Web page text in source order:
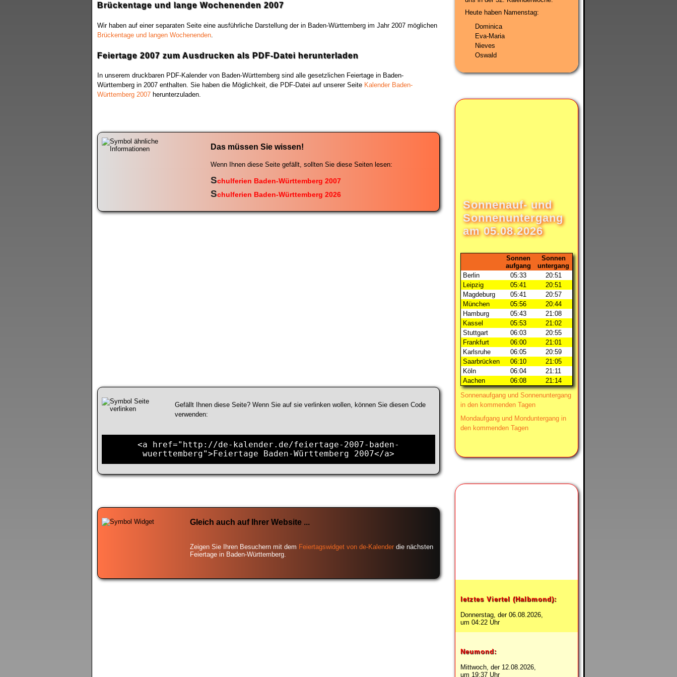
Brückentage und lange Wochenenden 2007
Wir haben auf einer separaten Seite eine ausführliche Darstellung der in Baden-Württemberg im Jahr 2007 möglichen
Brückentage und langen Wochenenden
Feiertage 2007 zum Ausdrucken als PDF-Datei herunterladen
In unserem druckbaren PDF-Kalender von Baden-Württemberg sind alle gesetzlichen Feiertage in Baden-
Württemberg in 2007 enthalten. Sie haben die Möglichkeit, die PDF-Datei auf unserer Seite Kalender Baden-
Württemberg 2007 herunterzuladen.
Das müssen Sie wissen!
Wenn Ihnen diese Seite gefällt, sollten Sie diese Seiten lesen:
Schulferien Baden-Württemberg 2007
Schulferien Baden-Württemberg 2026
Gefällt Ihnen diese Seite? Wenn Sie auf sie verlinken wollen, können Sie diesen Code
verwenden:
<a href="http://de-kalender.de/feiertage-2007-baden-
wuerttemberg">Feiertage Baden-Württemberg 2007</a>
Gleich auch auf Ihrer Website ...
Zeigen Sie Ihren Besuchern mit dem Feiertagswidget von de-Kalender die nächsten
Feiertage in Baden-Württemberg.
Heute haben Namenstag:
Dominica
Eva-Maria
Nieves
Oswald
Sonnenauf- und
Sonnenuntergang
am05.08.2026
Sonnen
aufgang
Sonnen
untergang
Berlin
05:33
20:51
Leipzig
05:41
20:51
Magdeburg
05:41
20:57
München
05:56
20:44
Hamburg
05:43
21:08
Kassel
05:53
21:02
Stuttgart
06:03
20:55
Frankfurt
06:00
21:01
Karlsruhe
06:05
20:59
Saarbrücken
06:10
21:05
Köln
06:04
21:11
Aachen
06:08
21:14
Sonnenaufgang und Sonnenuntergang
in den kommenden Tagen
Mondaufgang und Monduntergang in
den kommenden Tagen
letztes Viertel (Halbmond):
Donnerstag, der 06.08.2026,
um 04:22 Uhr
Neumond:
Mittwoch, der 12.08.2026,
um 19:37 Uhr